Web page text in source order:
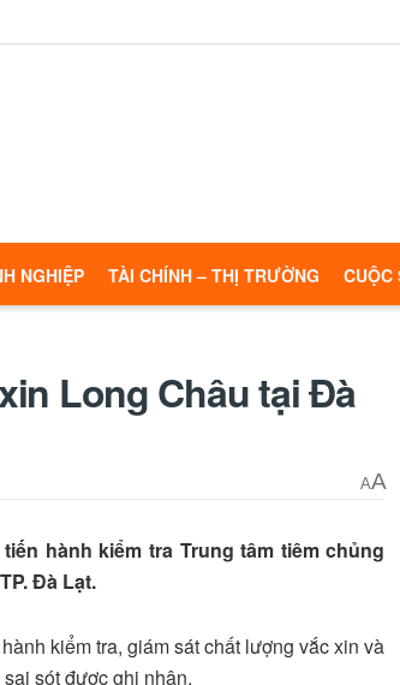
NGHIỆP TÀI CHÍNH – THỊ TRƯỜNG CUỘC
Long Châu tại Đà
AA
hành kiểm tra Trung tâm tiêm chủng
Đà Lạt.
kiểm tra, giám sát chất lượng vắc xin và
sót được ghi nhận.